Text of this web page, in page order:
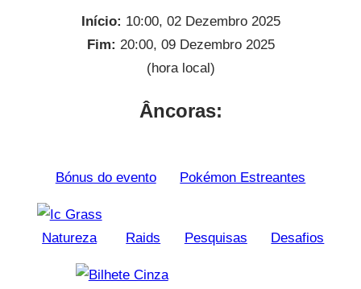
Início: 10:00, 02 Dezembro 2025
Fim: 20:00, 09 Dezembro 2025
(hora local)
Âncoras:
Bónus do evento Pokémon Estreantes
Natureza Raids Pesquisas Desafios